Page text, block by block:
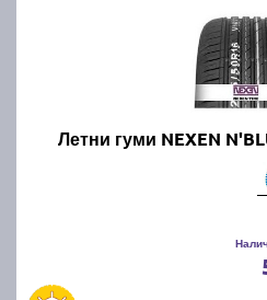
Летни гуми NEXEN